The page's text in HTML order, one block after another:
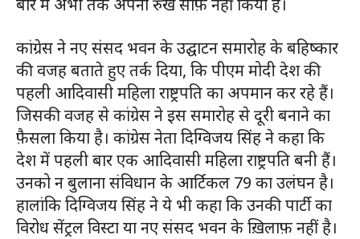
बारे में अभी तक अपना रुख साफ़ नहीं किया है।
कांग्रेस ने नए संसद भवन के उद्घाटन समारोह के बहिष्कार
की वजह बताते हुए तर्क दिया, कि पीएम मोदी देश की
पहली आदिवासी महिला राष्ट्रपति का अपमान कर रहे हैं।
जिसकी वजह से कांग्रेस ने इस समारोह से दूरी बनाने का
फ़ैसला किया है। कांग्रेस नेता दिग्विजय सिंह ने कहा कि
देश में पहली बार एक आदिवासी महिला राष्ट्रपति बनी हैं।
उनको न बुलाना संविधान के आर्टिकल 79 का उलंघन है।
हालांकि दिग्विजय सिंह ने ये भी कहा कि उनकी पार्टी का
विरोध सेंट्रल विस्टा या नए संसद भवन के ख़िलाफ़ नहीं है।